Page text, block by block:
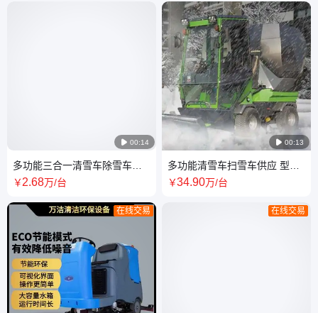
 00:14
多功能三合一清雪车除雪车厂
家 油箱容积 6.5L 性能稳定 全
￥2.68万/台
在线交易
 00:13
多功能清雪车扫雪车供应 型号
JT-12 清理效率高 产品齐全 万
￥34.90万/台
在线交易